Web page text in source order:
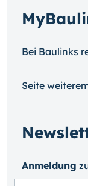
Bei Baulinks
Seite
Anmeldung